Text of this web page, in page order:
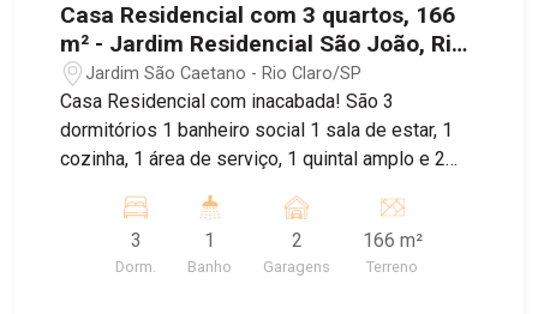
Casa Residencial com 3 quartos, 166
m² - Jardim Residencial São João, Rio
Claro/SP
Jardim São Caetano - Rio Claro/SP
Casa Residencial com inacabada! São 3
dormitórios 1 banheiro social 1 sala de estar, 1
cozinha, 1 área de serviço, 1 quintal amplo e 2
a vista sem possibilidade de financiar! Agende
uma visita com um de nossos corretores!
3
Dorm.
1
Banho
2
Garagens
166 m²
Terreno